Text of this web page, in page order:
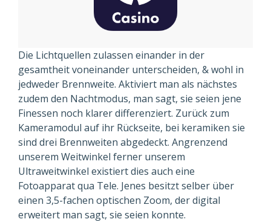
Die Lichtquellen zulassen einander in der
gesamtheit voneinander unterscheiden, & wohl in
jedweder Brennweite. Aktiviert man als nächstes
zudem den Nachtmodus, man sagt, sie seien jene
Finessen noch klarer differenziert. Zurück zum
Kameramodul auf ihr Rückseite, bei keramiken sie
sind drei Brennweiten abgedeckt. Angrenzend
unserem Weitwinkel ferner unserem
Ultraweitwinkel existiert dies auch eine
Fotoapparat qua Tele. Jenes besitzt selber über
einen 3,5-fachen optischen Zoom, der digital
erweitert man sagt, sie seien konnte.